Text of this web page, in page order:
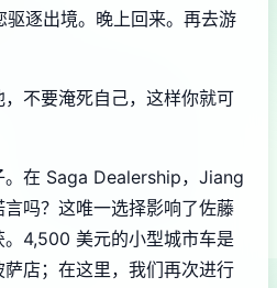
逐出境。晚上回来。再去游
不要淹死自己，这样你就可
。在 Saga Dealership，Jiang
吗？这唯一选择影响了佐藤
4,500 美元的小型城市车是
店；在这里，我们再次进行